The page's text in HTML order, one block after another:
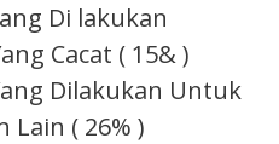
Di lakukan
Cacat ( 15& )
Dilakukan Untuk
Lain ( 26% )